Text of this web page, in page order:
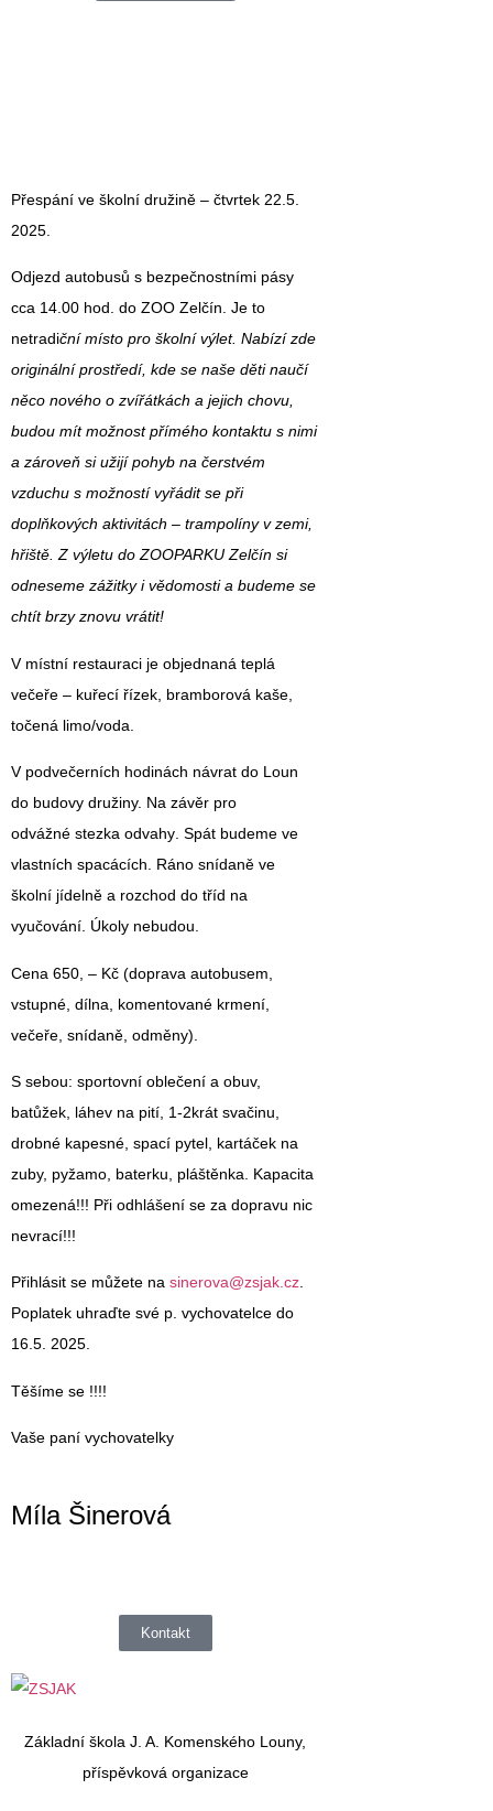
Přespání ve školní družině – čtvrtek 22.5.
2025
Odjezd autobusů s bezpečnostními pásy
cca 14.00 hod. do ZOO Zelčín. Je to
netradiční místo pro školní výlet. Nabízí zde
originální prostředí, kde se naše děti naučí
něco nového o zvířátkách a jejich chovu,
budou mít možnost přímého kontaktu s nimi
a zároveň si užijí pohyb na čerstvém
vzduchu s možností vyřádit se při
doplňkových aktivitách – trampolíny v zemi,
hřiště. Z výletu do ZOOPARKU Zelčín si
odneseme zážitky i vědomostia budeme se
chtít brzy znovu vrátit!
V místní restauraci je objednaná teplá
večeře – kuřecí řízek, bramborová kaše,
točená limo/voda.
V podvečerních hodinách návrat do Loun
do budovy družiny. Na závěr pro
odvážné stezka odvahy . Spát budeme ve
vlastních spacácích. Ráno snídaně ve
školní jídelně a rozchod do tříd na
vyučování. Úkoly nebudou.
Cena 650, – Kč (doprava autobusem,
vstupné, dílna, komentované krmení,
večeře, snídaně, odměny).
S sebou: sportovní oblečení a obuv,
batůžek, láhev na pití, 1-2krát svačinu,
drobné kapesné, spací pytel, kartáček na
zuby, pyžamo, baterku, pláštěnka. Kapacita
omezená!!! Při odhlášení se za dopravu nic
nevrací!!!
Přihlásit se můžete na sinerova@zsjak.cz.
Poplatek uhraďte své p. vychovatelce do
16.5. 2025.
Těšíme se !!!!
Vaše paní vychovatelky
Míla Šinerová
Kontakt
Základní škola J. A. Komenského Louny,
příspěvková organizace